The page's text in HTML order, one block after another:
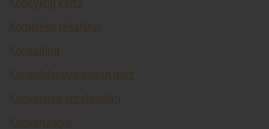
Kobeyjing karta
Kompleks tekshiruv
Konsalting
Konsolidatsiyalangan qarz
Konversiya amaliyotlari
Konvertasiya